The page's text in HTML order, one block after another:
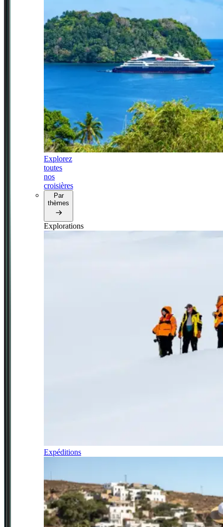
Explorez
toutes
nos
croisières
Par
thèmes
Explorations
Expéditions